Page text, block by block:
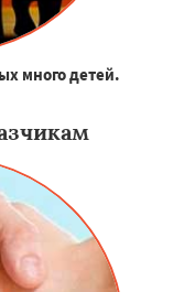
много детей.